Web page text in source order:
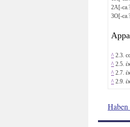
2Α[-
3Ο[-
^ 2.3.
^ 2.5.
^ 2.7.
^ 2.9.
Haben